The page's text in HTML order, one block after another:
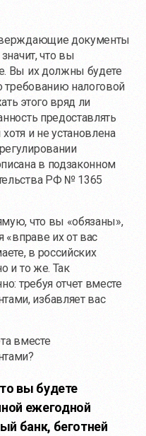
документы
что вы
Вы их должны будете
требованию налоговой
этого вряд ли
предоставлять
и не установлена
в подзаконном
РФ № 1365
что вы «обязаны»,
«вправе их от вас
в российских
и то же. Так
требуя отчет вместе
избавляет вас
вместе
вы будете
ежегодной
банк, беготней